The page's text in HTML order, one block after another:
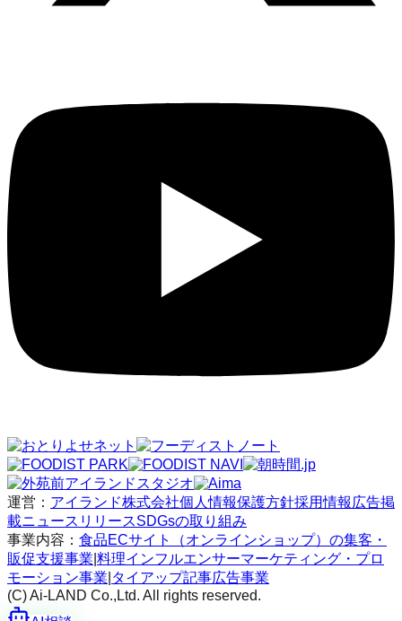
運営： アイランド株式会社個人情報保護方針採用情報 広告掲
載ニュースリリースSDGsの取り組み
事業内容： 食品ECサイト（オンラインショップ）の集客・
販促支援事業 料理インフルエンサーマーケティング・プロ
モーション事業 タイアップ記事広告事業
(C) Ai-LAND Co.,Ltd. All rights reserved.